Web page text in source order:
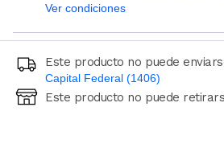
Ver condiciones
Este producto no puede
Capital Federal (1406)
Ingresá código postal (sólo
Este producto no puede